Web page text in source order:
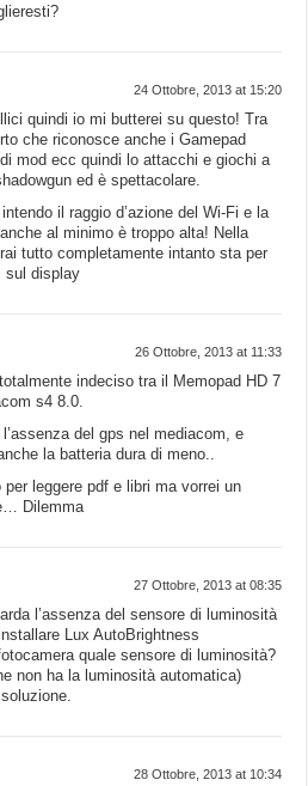
24 Ottobre, 2013 at 15:20
quindi io mi butterei su questo! Tra
che riconosce anche i Gamepad
mod ecc quindi lo attacchi e giochi a
ed è spettacolare.
il raggio d’azione del Wi-Fi e la
al minimo è troppo alta! Nella
tutto completamente intanto sta per
sul display
26 Ottobre, 2013 at 11:33
indeciso tra il Memopad HD 7
s4 8.0.
del gps nel mediacom, e
la batteria dura di meno..
per leggere pdf e libri ma vorrei un
Dilemma
27 Ottobre, 2013 at 08:35
l’assenza del sensore di luminosità
Lux AutoBrightness
quale sensore di luminosità?
non ha la luminosità automatica)
28 Ottobre, 2013 at 10:34